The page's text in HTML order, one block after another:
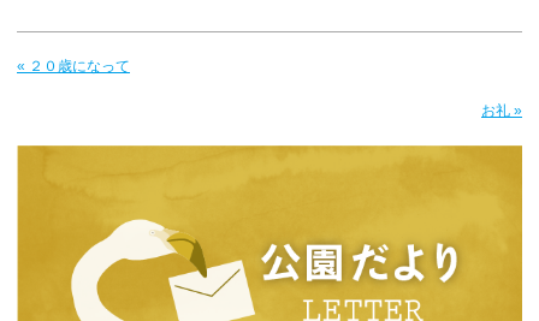
« ２０歳になって
お礼 »